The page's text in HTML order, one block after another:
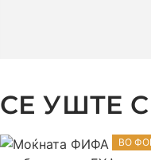
СЕ УШТЕ
ВО